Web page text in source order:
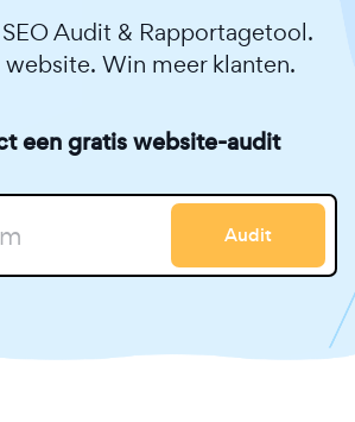
Audit & Rapportagetool.
Win meer klanten.
een gratis website-audit
Audit